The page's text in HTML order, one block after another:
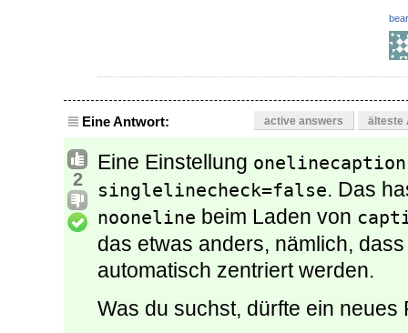
Eine Antwort: active answers älteste
2
Eine Einstellung
singlelinecheck=false. Das
nooneline beim Laden von
das etwas anders, nämlich,
automatisch zentriert werden.
Was du suchst, dürfte ein neues